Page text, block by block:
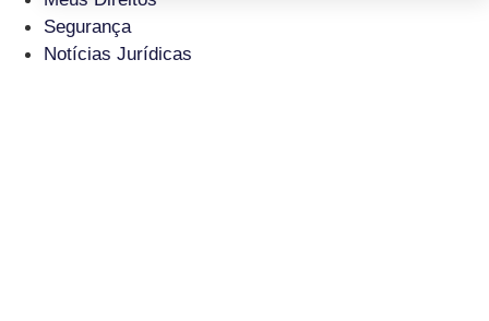
Segurança
Notícias Jurídicas